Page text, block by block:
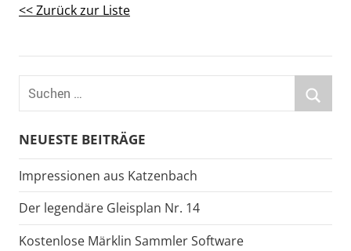
<< Zurück zur Liste
Suchen
nach:
NEUESTE BEITRÄGE
Impressionen aus Katzenbach
Der legendäre Gleisplan Nr. 14
Kostenlose Märklin Sammler Software